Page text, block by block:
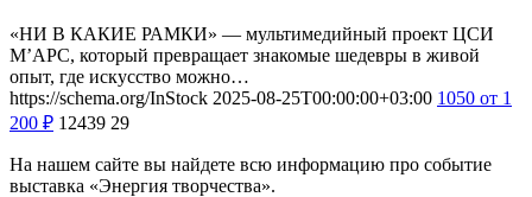
«НИ В КАКИЕ РАМКИ» — мультимедийный проект ЦСИ
М’АРС, который превращает знакомые шедевры в живой
опыт, где искусство можно…
https://schema.org/InStock 2025-08-25T00:00:00+03:00 1050 от 1
200 ₽ 12439 29
На нашем сайте вы найдете всю информацию про событие
выставка «Энергия творчества».